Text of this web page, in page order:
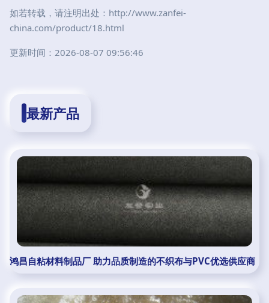
如若转载，请注明出处：http://www.zanfei-
china.com/product/18.html
更新时间：2026-08-07 09:56:46
最新产品
鸿昌自粘材料制品厂 助力品质制造的不织布与PVC优选供应商